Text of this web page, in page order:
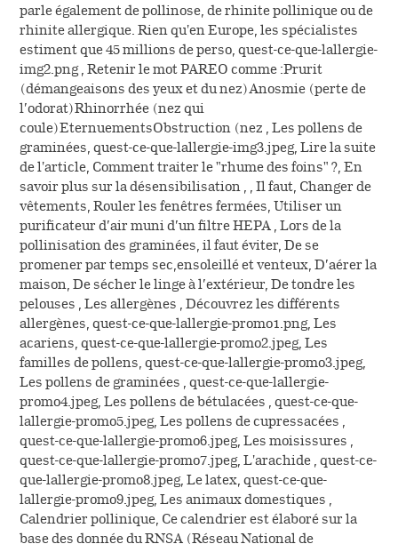
parle également de pollinose, de rhinite pollinique ou de
rhinite allergique. Rien qu'en Europe, les spécialistes
estiment que 45 millions de perso, quest-ce-que-lallergie-
img2.png , Retenir le mot PAREO comme :Prurit
(démangeaisons des yeux et du nez)Anosmie (perte de
l’odorat)Rhinorrhée (nez qui
coule)EternuementsObstruction (nez , Les pollens de
graminées, quest-ce-que-lallergie-img3.jpeg, Lire la suite
de l'article, Comment traiter le "rhume des foins" ?, En
savoir plus sur la désensibilisation , , Il faut, Changer de
vêtements, Rouler les fenêtres fermées, Utiliser un
purificateur d’air muni d’un filtre HEPA , Lors de la
pollinisation des graminées, il faut éviter, De se
promener par temps sec,ensoleillé et venteux, D’aérer la
maison, De sécher le linge à l’extérieur, De tondre les
pelouses , Les allergènes , Découvrez les différents
allergènes, quest-ce-que-lallergie-promo1.png, Les
acariens, quest-ce-que-lallergie-promo2.jpeg, Les
familles de pollens, quest-ce-que-lallergie-promo3.jpeg,
Les pollens de graminées , quest-ce-que-lallergie-
promo4.jpeg, Les pollens de bétulacées , quest-ce-que-
lallergie-promo5.jpeg, Les pollens de cupressacées ,
quest-ce-que-lallergie-promo6.jpeg, Les moisissures ,
quest-ce-que-lallergie-promo7.jpeg, L'arachide , quest-ce-
que-lallergie-promo8.jpeg, Le latex, quest-ce-que-
lallergie-promo9.jpeg, Les animaux domestiques ,
Calendrier pollinique, Ce calendrier est élaboré sur la
base des donnée du RNSA (Réseau National de